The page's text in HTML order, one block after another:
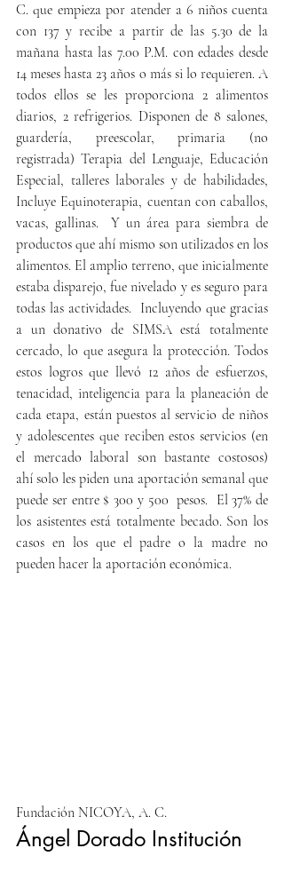
C. que empieza por atender a 6 niños cuenta
con 137 y recibe a partir de las 5.30 de la
mañana hasta las 7.00 P.M. con edades desde
14 meses hasta 23 años o más si lo requieren. A
todos ellos se les proporciona 2 alimentos
diarios, 2 refrigerios. Disponen de 8 salones,
guardería, preescolar, primaria (no
registrada) Terapia del Lenguaje, Educación
Especial, talleres laborales y de habilidades,
Incluye Equinoterapia, cuentan con caballos,
vacas, gallinas.  Y un área para siembra de
productos que ahí mismo son utilizados en los
alimentos. El amplio terreno, que inicialmente
estaba disparejo, fue nivelado y es seguro para
todas las actividades.  Incluyendo que gracias
a un donativo de SIMSA está totalmente
cercado, lo que asegura la protección. Todos
estos logros que llevó 12 años de esfuerzos,
tenacidad, inteligencia para la planeación de
cada etapa, están puestos al servicio de niños
y adolescentes que reciben estos servicios (en
el mercado laboral son bastante costosos)
ahí solo les piden una aportación semanal que
puede ser entre $ 300 y 500  pesos.  El 37% de
los asistentes está totalmente becado. Son los
casos en los que el padre o la madre no
Fundación NICOYA, A. C.
Ángel Dorado Institución